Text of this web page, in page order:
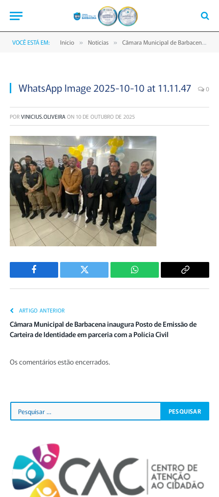
VOCÊ ESTÁ EM: Início » Notícias » Câmara Municipal de Barbacena inaugura Posto de Emissão de Carteira de Identidade em parceria com a Polícia Civil
WhatsApp Image 2025-10-10 at 11.11.47 0
PORVINICIUS.OLIVEIRAON 10 DE OUTUBRO DE 2025
Facebook Twitter WhatsApp
Copiar
ARTIGO ANTERIOR
Câmara Municipal de Barbacena inaugura Posto de Emissão de
Carteira de Identidade em parceria com a Polícia Civil
Os comentários estão encerrados.